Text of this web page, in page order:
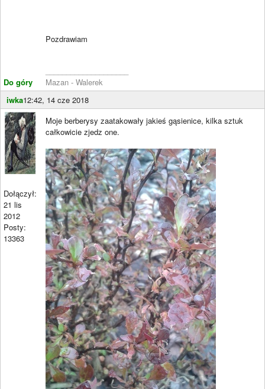
Do góry
Pozdrawiam
Mazan - Walerek
iwka12:42, 14 cze 2018
Dołączył:
21 lis
2012
Posty:
13363
Moje berberysy zaatakowały jakieś gąsienice, kilka sztuk
całkowicie zjedz one.